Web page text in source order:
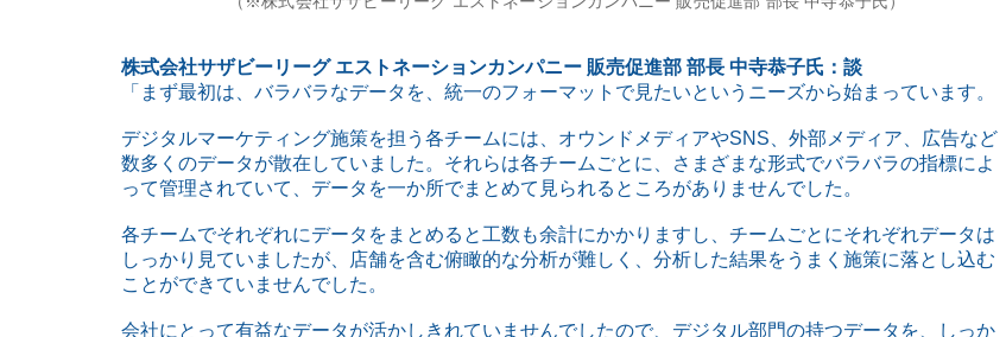
株式会社サザビーリーグ エストネーションカンパニー 販売促進部 部長 中寺恭子氏：談
「まず最初は、バラバラなデータを、統一のフォーマットで見たいというニーズから始まっています。
デジタルマーケティング施策を担う各チームには、オウンドメディアやSNS、外部メディア、広告など
数多くのデータが散在していました。それらは各チームごとに、さまざまな形式でバラバラの指標によ
って管理されていて、データを一か所でまとめて見られるところがありませんでした。
各チームでそれぞれにデータをまとめると工数も余計にかかりますし、チームごとにそれぞれデータは
しっかり見ていましたが、店舗を含む俯瞰的な分析が難しく、分析した結果をうまく施策に落とし込む
ことができていませんでした。
会社にとって有益なデータが活かしきれていませんでしたので、デジタル部門の持つデータを、しっか